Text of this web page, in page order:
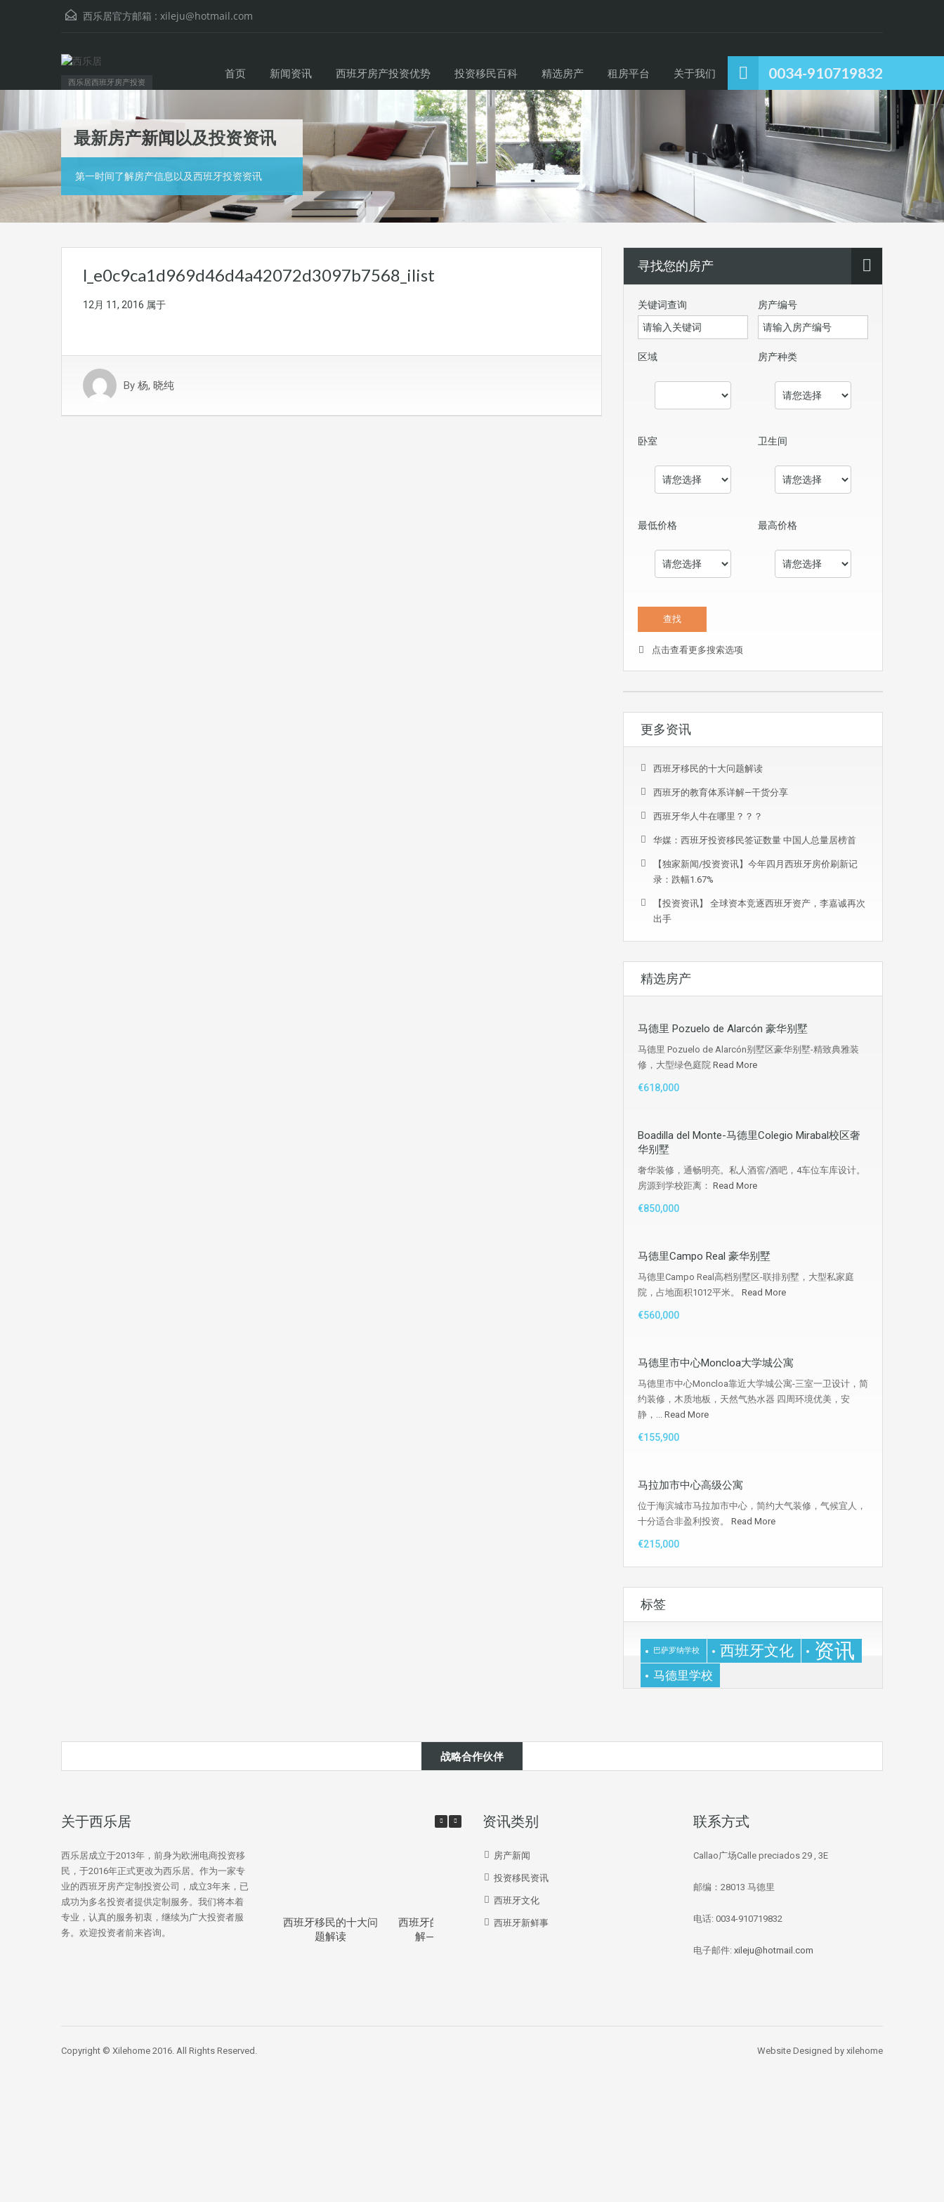
西乐居官方邮箱 : xileju@hotmail.com
西乐居西班牙房产投资
0034-910719832
首页 新闻资讯 西班牙房产投资优势 投资移民百科 精选房产 租房平台 关于我们
最新房产新闻以及投资资讯
第一时间了解房产信息以及西班牙投资资讯
l_e0c9ca1d969d46d4a42072d3097b7568_ilist
12月 11, 2016 属于
By 杨, 晓纯
寻找您的房产
关键词查询 房产编号
区域 房产种类
卧室 卫生间
最低价格 最高价格
点击查看更多搜索选项
更多资讯
西班牙移民的十大问题解读
西班牙的教育体系详解—干货分享
西班牙华人牛在哪里？？？
华媒：西班牙投资移民签证数量 中国人总量居榜首
【独家新闻/投资资讯】今年四月西班牙房价刷新记
录：跌幅1.67%
【投资资讯】 全球资本竞逐西班牙资产，李嘉诚再次
出手
精选房产
马德里 Pozuelo de Alarcón 豪华别墅
马德里 Pozuelo de Alarcón别墅区豪华别墅-精致典雅装
修，大型绿色庭院 Read More
€618,000
Boadilla del Monte-马德里Colegio Mirabal校区奢
华别墅
奢华装修，通畅明亮。私人酒窖/酒吧，4车位车库设计。
房源到学校距离： Read More
€850,000
马德里Campo Real 豪华别墅
马德里Campo Real高档别墅区-联排别墅，大型私家庭
院，占地面积1012平米。 Read More
€560,000
马德里市中心Moncloa大学城公寓
马德里市中心Moncloa靠近大学城公寓-三室一卫设计，简
约装修，木质地板，天然气热水器 四周环境优美，安
静，... Read More
€155,900
马拉加市中心高级公寓
位于海滨城市马拉加市中心，简约大气装修，气候宜人，
十分适合非盈利投资。 Read More
€215,000
标签
巴萨罗纳学校 西班牙文化 资讯
马德里学校
战略合作伙伴
关于西乐居
西乐居成立于2013年，前身为欧洲电商投资移
民，于2016年正式更改为西乐居。作为一家专
业的西班牙房产定制投资公司，成立3年来，已
成功为多名投资者提供定制服务。我们将本着
专业，认真的服务初衷，继续为广大投资者服
务。欢迎投资者前来咨询。
西班牙移民的十大问
题解读
西班牙的教育体系详
解—干货分享
西班牙华人牛在哪
华媒：西班牙投资移
总量居榜首
【独家新闻/投资资
房价刷新记录：跌幅
资讯类别
房产新闻
投资移民资讯
西班牙文化
西班牙新鲜事
联系方式
Callao广场Calle preciados 29 , 3E
邮编：28013 马德里
电话: 0034-910719832
电子邮件: xileju@hotmail.com
Copyright © Xilehome 2016. All Rights Reserved. Website Designed by xilehome